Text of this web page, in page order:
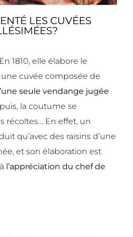
LES CUVÉES
1810, elle élabore le
cuvée composée de
seule vendange jugée
la coutume se
récoltes… En effet, un
qu’avec des raisins d’une
et son élaboration est
l’appréciation du chef de